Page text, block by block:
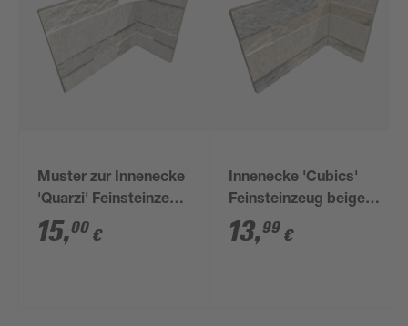
Muster zur Innenecke
'Quarzi' Feinsteinzeug
weiß 10 x 20 cm
15,00 €
Innenecke 'Cubics'
Feinsteinzeug beige
10 x 20 cm
13,99 €